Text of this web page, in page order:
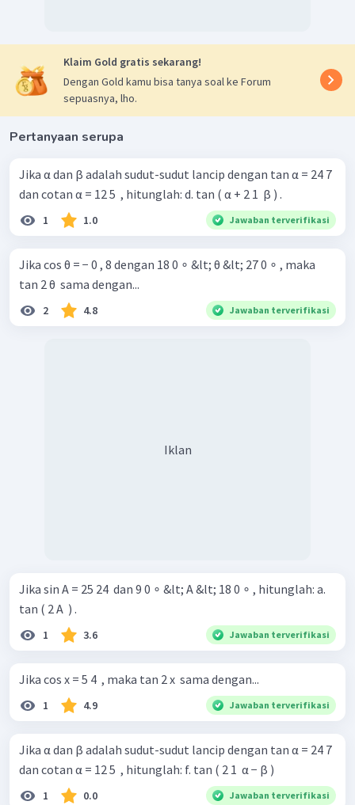
=
25
24
− 24
4
tan ( ) −4
Klaim Gold gratis sekarang!
Dengan Gold kamu bisa tanya soal ke Forum
sepuasnya, lho.
Pertanyaan serupa
Jika α dan β adalah sudut-sudut lancip dengan tan α = 24 7 ​
dan cotan α = 12 5 ​ , hitunglah: d. tan ( α + 2 1 ​ β ) .
1 1.0 Jawaban terverifikasi
Jika cos θ = − 0 , 8 dengan 18 0 ∘ &lt; θ &lt; 27 0 ∘ , maka
tan 2 θ ​ sama dengan...
2 4.8 Jawaban terverifikasi
Iklan
Jika sin A = 25 24 ​ dan 9 0 ∘ &lt; A &lt; 18 0 ∘ , hitunglah: a.
tan ( 2 A ​ ) .
1 3.6 Jawaban terverifikasi
Jika cos x = 5 4 ​ , maka tan 2 x ​ sama dengan...
1 4.9 Jawaban terverifikasi
Jika α dan β adalah sudut-sudut lancip dengan tan α = 24 7 ​
dan cotan α = 12 5 ​ , hitunglah: f. tan ( 2 1 ​ α − β )
1 0.0 Jawaban terverifikasi